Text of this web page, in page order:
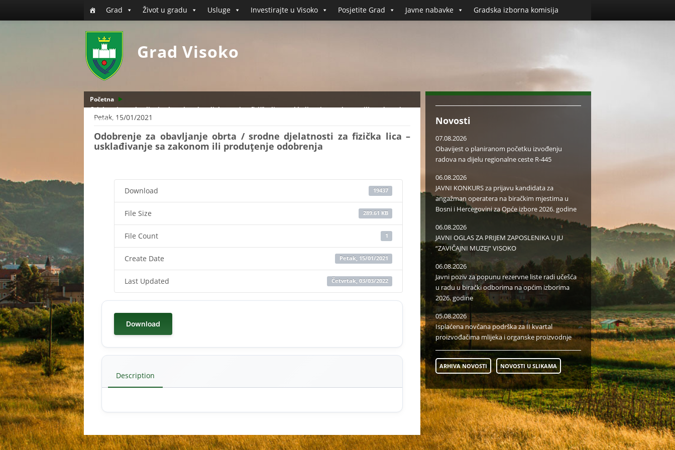
Grad Život u gradu Usluge Investirajte u Visoko Posjetite Grad Javne nabavke Gradska izborna komisija
Grad Visoko
Početna
Odobrenje za obavljanje obrta / srodne djelatnosti za fizička lica - usklađivanje sa zakonom ili produţenje
odobrenja
Petak, 15/01/2021
Odobrenje za obavljanje obrta / srodne djelatnosti za fizička lica –
usklađivanje sa zakonom ili produţenje odobrenja
Download 19437
File Size 289.61 KB
File Count 1
Create Date Petak, 15/01/2021
Last Updated Četvrtak, 03/03/2022
Download
Description
Novosti
07.08.2026
Obavijest o planiranom početku izvođenju
radova na dijelu regionalne ceste R-445
06.08.2026
JAVNI KONKURS za prijavu kandidata za
angažman operatera na biračkim mjestima u
Bosni i Hercegovini za Opće izbore 2026. godine
06.08.2026
JAVNI OGLAS ZA PRIJEM ZAPOSLENIKA U JU
“ZAVIČAJNI MUZEJ” VISOKO
06.08.2026
Javni poziv za popunu rezervne liste radi učešća
u radu u birački odborima na općim izborima
2026. godine
05.08.2026
Isplaćena novčana podrška za II kvartal
proizvođačima mlijeka i organske proizvodnje
ARHIVA NOVOSTI NOVOSTI U SLIKAMA